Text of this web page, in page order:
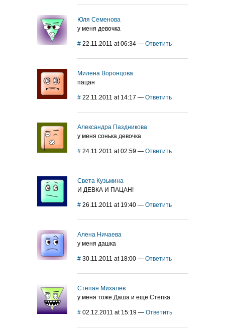
Юля Семенова
у меня девочка
# 22.11.2011 at 06:34 — Ответить
Милена Воронцова
пацан
# 22.11.2011 at 14:17 — Ответить
Александра Паздникова
у меня сонька девочка
# 24.11.2011 at 02:59 — Ответить
Света Кузьмина
И ДЕВКА И ПАЦАН!
# 26.11.2011 at 19:40 — Ответить
Алена Ничаева
у меня дашка
# 30.11.2011 at 18:00 — Ответить
Степан Михалев
у меня тоже Даша и еще Степка
# 02.12.2011 at 15:19 — Ответить